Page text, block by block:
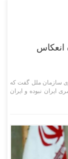
انعکاس
سازمان ملل گفت که
ایران نبوده و ایران